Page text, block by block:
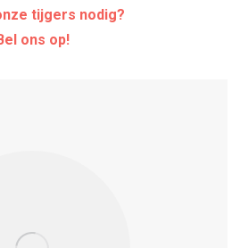
tijgers nodig?
ons op!